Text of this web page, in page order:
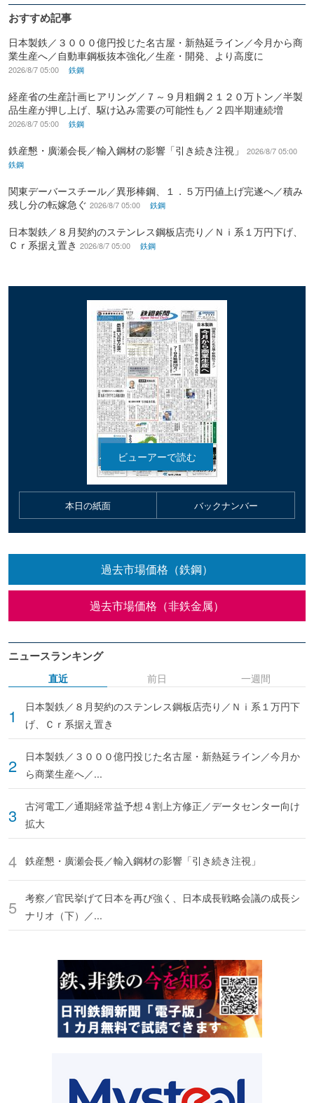
おすすめ記事
日本製鉄／３０００億円投じた名古屋・新熱延ライン／今月から商
業生産へ／自動車鋼板抜本強化／生産・開発、より高度に
2026/8/7 05:00 鉄鋼
経産省の生産計画ヒアリング／７～９月粗鋼２１２０万トン／半製
品生産が押し上げ、駆け込み需要の可能性も／２四半期連続増
2026/8/7 05:00 鉄鋼
鉄産懇・廣瀬会長／輸入鋼材の影響「引き続き注視」
2026/8/7 05:00
鉄鋼
関東デーバースチール／異形棒鋼、１．５万円値上げ完遂へ／積み
残し分の転嫁急ぐ 2026/8/7 05:00 鉄鋼
日本製鉄／８月契約のステンレス鋼板店売り／Ｎｉ系１万円下げ、
Ｃｒ系据え置き 2026/8/7 05:00 鉄鋼
本日の紙面 バックナンバー
過去市場価格（鉄鋼）
過去市場価格（非鉄金属）
ニュースランキング
直近
日本製鉄／８月契約のステンレス鋼板店売り／Ｎｉ系１万円下
げ、Ｃｒ系据え置き
日本製鉄／３０００億円投じた名古屋・新熱延ライン／今月か
ら商業生産へ／...
古河電工／通期経常益予想４割上方修正／データセンター向け
拡大
鉄産懇・廣瀬会長／輸入鋼材の影響「引き続き注視」
考察／官民挙げて日本を再び強く、日本成長戦略会議の成長シ
ナリオ（下）／...
前日 一週間